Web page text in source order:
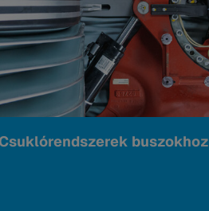
buszokhoz